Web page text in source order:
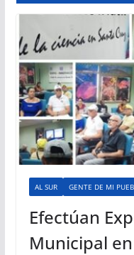
AL SUR GENTE DE MI
Efectúan
Municipal